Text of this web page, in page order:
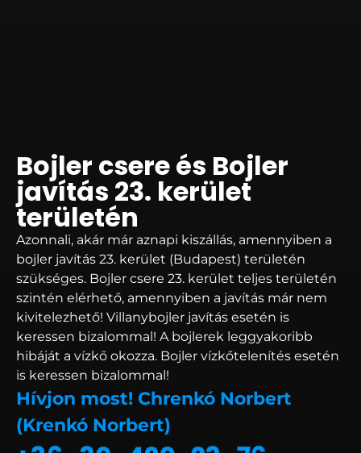
Bojler csere és Bojler
javítás 23. kerület
területén
Azonnali, akár már aznapi kiszállás, amennyiben a
bojler javítás 23. kerület (Budapest) területén
szükséges. Bojler csere 23. kerület teljes területén
szintén elérhető, amennyiben a javítás már nem
kivitelezhető! Villanybojler javítás esetén is
keressen bizalommal! A bojlerek leggyakoribb
hibáját a vízkő okozza. Bojler vízkőtelenítés esetén
is keressen bizalommal!
Hívjon most! Chrenkó Norbert
(Krenkó Norbert)